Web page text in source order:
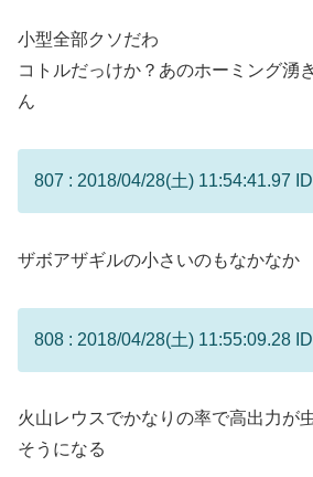
小型全部クソだわ
コトルだっけか？あのホーミング湧
ん
807 : 2018/04/28(土) 11:54:41.97
ザボアザギルの小さいのもなかなか
808 : 2018/04/28(土) 11:55:09.28
火山レウスでかなりの率で高出力が
そうになる